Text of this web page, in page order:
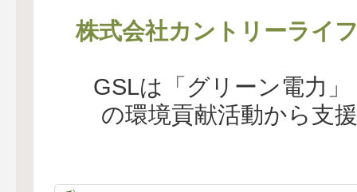
株式会社カントリーライ
GSLは「グリーン電力
の環境貢献活動から支